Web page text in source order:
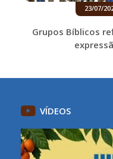
23/07/
Grupos Bíblicos
VÍDEOS